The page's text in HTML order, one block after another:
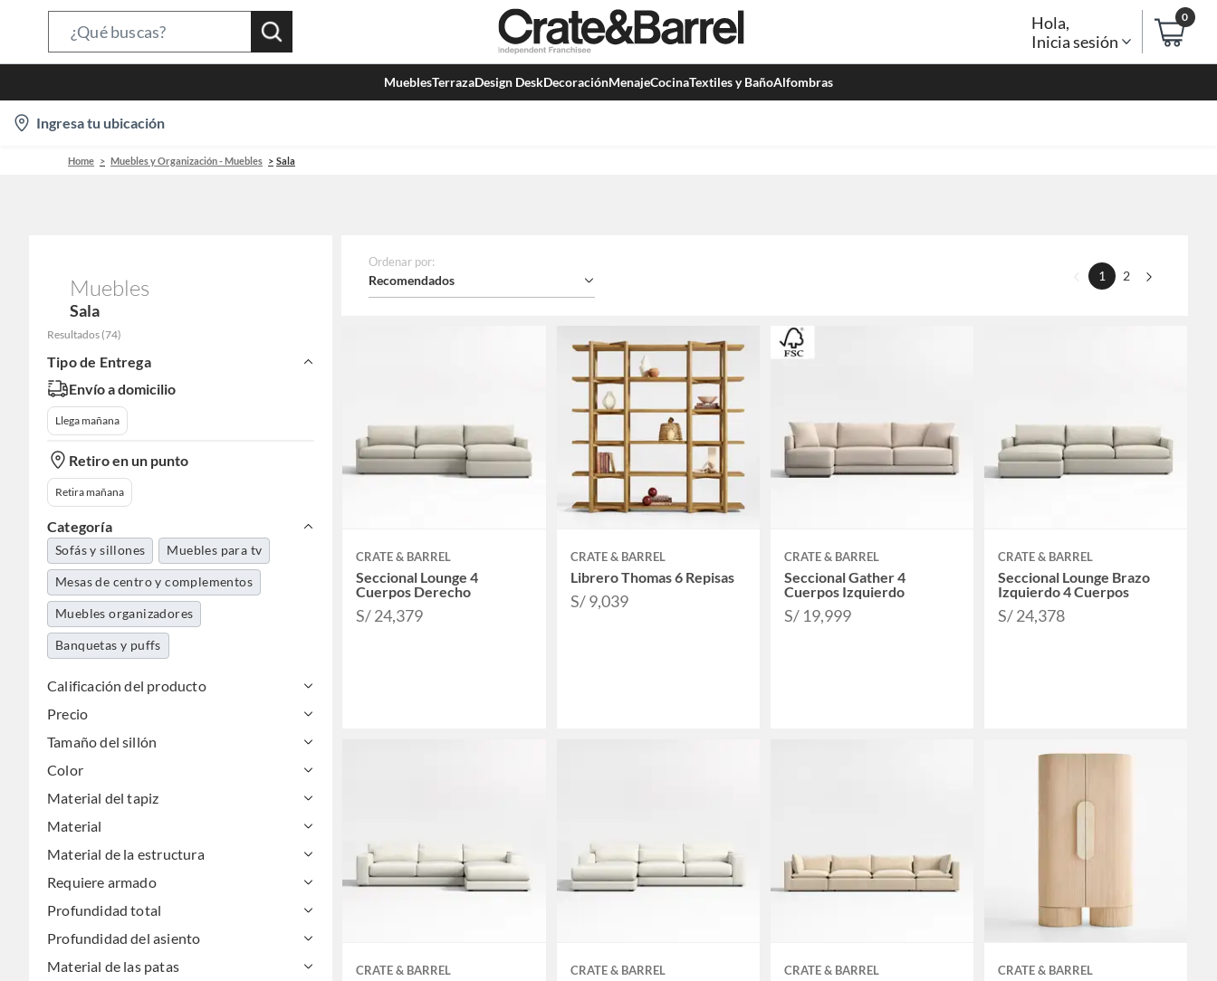
Bar
Hola,
Inicia sesión
0
MueblesTerrazaDesign DeskDecoraciónMenajeCocinaTextiles y BañoAlfombras
location-
icon
Ingresa tu ubicación
Home Muebles y Organización - Muebles Sala
Muebles
Sala
Resultados (74)
Tipo de Entrega
Envío a domicilio
Llega mañana
Retiro en un punto
Retira mañana
Categoría
Sofás y sillones Muebles para tv
Mesas de centro y complementos
Muebles organizadores
Banquetas y puffs
Calificación del producto
Precio
Tamaño del sillón
Color
Material del tapiz
Material
Material de la estructura
Requiere armado
Profundidad total
Profundidad del asiento
Material de las patas
Ordenar por:
Recomendados 1 2
CRATE & BARREL
Seccional Lounge 4
Cuerpos Derecho
S/ 24,379
CRATE & BARREL
Librero Thomas 6 Repisas
S/ 9,039
CRATE & BARREL
Seccional Gather 4
Cuerpos Izquierdo
S/ 19,999
CRATE & BARREL
Seccional Lounge Brazo
Izquierdo 4 Cuerpos
S/ 24,378
CRATE & BARREL CRATE & BARREL CRATE & BARREL CRATE & BARREL